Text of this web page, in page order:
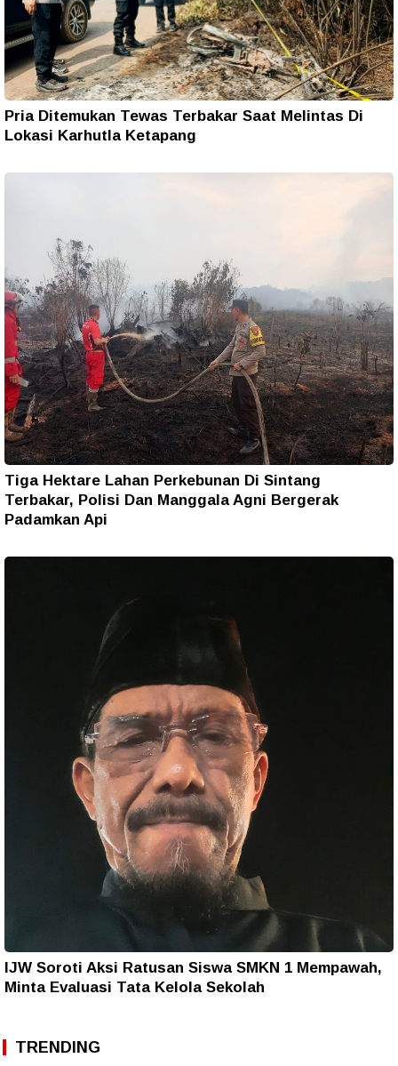
Pria Ditemukan Tewas Terbakar Saat Melintas Di
Lokasi Karhutla Ketapang
Tiga Hektare Lahan Perkebunan Di Sintang
Terbakar, Polisi Dan Manggala Agni Bergerak
Padamkan Api
IJW Soroti Aksi Ratusan Siswa SMKN 1 Mempawah,
Minta Evaluasi Tata Kelola Sekolah
TRENDING